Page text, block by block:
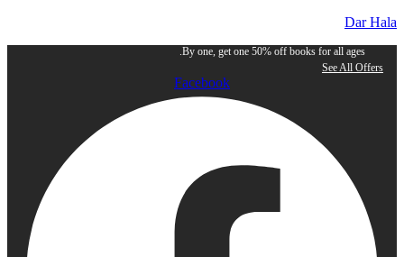
By one, get one 50% off books for all
See All
Facebook